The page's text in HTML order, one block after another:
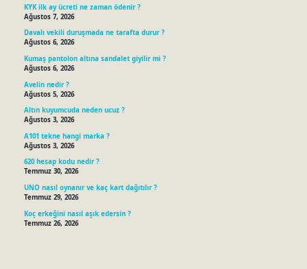
KYK ilk ay ücreti ne zaman ödenir ?
Ağustos 7, 2026
Davalı vekili duruşmada ne tarafta durur ?
Ağustos 6, 2026
Kumaş pantolon altına sandalet giyilir mi ?
Ağustos 6, 2026
Avelin nedir ?
Ağustos 5, 2026
Altın kuyumcuda neden ucuz ?
Ağustos 3, 2026
A101 tekne hangi marka ?
Ağustos 3, 2026
620 hesap kodu nedir ?
Temmuz 30, 2026
UNO nasıl oynanır ve kaç kart dağıtılır ?
Temmuz 29, 2026
Koç erkeğini nasıl aşık edersin ?
Temmuz 26, 2026